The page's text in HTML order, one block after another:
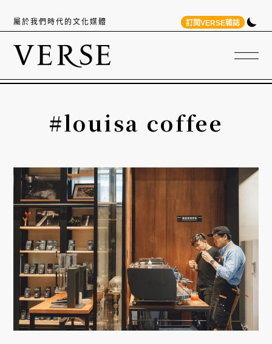
屬於我們時代的文化媒體 訂閱VERSE雜誌
#louisa coffee